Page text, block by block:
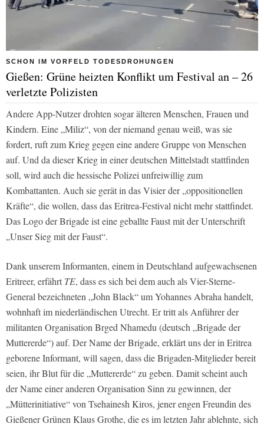
SCHON IM VORFELD TODESDROHUNGEN
Gießen: Grüne heizten Konflikt um Festival an – 26
verletzte Polizisten
Andere App-Nutzer drohten sogar älteren Menschen, Frauen und
Kindern. Eine „Miliz“, von der niemand genau weiß, was sie
fordert, ruft zum Krieg gegen eine andere Gruppe von Menschen
auf. Und da dieser Krieg in einer deutschen Mittelstadt stattfinden
soll, wird auch die hessische Polizei unfreiwillig zum
Kombattanten. Auch sie gerät in das Visier der „oppositionellen
Kräfte“, die wollen, dass das Eritrea-Festival nicht mehr stattfindet.
Das Logo der Brigade ist eine geballte Faust mit der Unterschrift
„Unser Sieg mit der Faust“.
Dank unserem Informanten, einem in Deutschland aufgewachsenen
Eritreer, erfährt TE, dass es sich bei dem auch als Vier-Sterne-
General bezeichneten „John Black“ um Yohannes Abraha handelt,
wohnhaft im niederländischen Utrecht. Er tritt als Anführer der
militanten Organisation Brged Nhamedu (deutsch „Brigade der
Muttererde“) auf. Der Name der Brigade, erklärt uns der in Eritrea
geborene Informant, will sagen, dass die Brigaden-Mitglieder bereit
seien, ihr Blut für die „Muttererde“ zu geben. Damit scheint auch
der Name einer anderen Organisation Sinn zu gewinnen, der
„Mütterinitiative“ von Tsehainesh Kiros, jener engen Freundin des
Gießener Grünen Klaus Grothe, die es im letzten Jahr ablehnte, sich